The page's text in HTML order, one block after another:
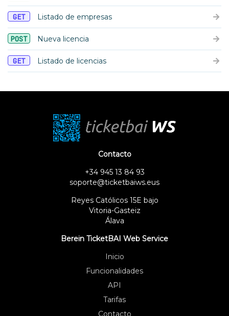
GET Listado de empresas
POST Nueva licencia
GET Listado de licencias
Contacto
+34 945 13 84 93
soporte@ticketbaiws.eus
Reyes Católicos 15E bajo
Vitoria-Gasteiz
Álava
Berein TicketBAI Web Service
Inicio
Funcionalidades
API
Tarifas
Contacto